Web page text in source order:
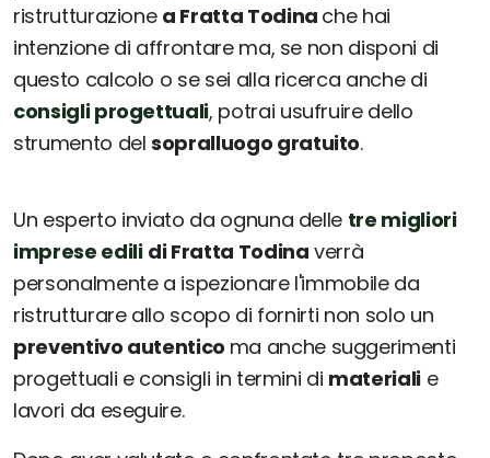
ristrutturazione a Fratta Todina che hai
intenzione di affrontare ma, se non disponi di
questo calcolo o se sei alla ricerca anche di
consigli progettuali, potrai usufruire dello
strumento delsopralluogo gratuito.
Un esperto inviato da ognuna delle tre migliori
imprese edili di Fratta Todina verrà
personalmente a ispezionare l'immobile da
ristrutturare allo scopo di fornirti non solo un
preventivo autentico ma anche suggerimenti
progettuali e consigli in termini di materialie
lavori da eseguire.